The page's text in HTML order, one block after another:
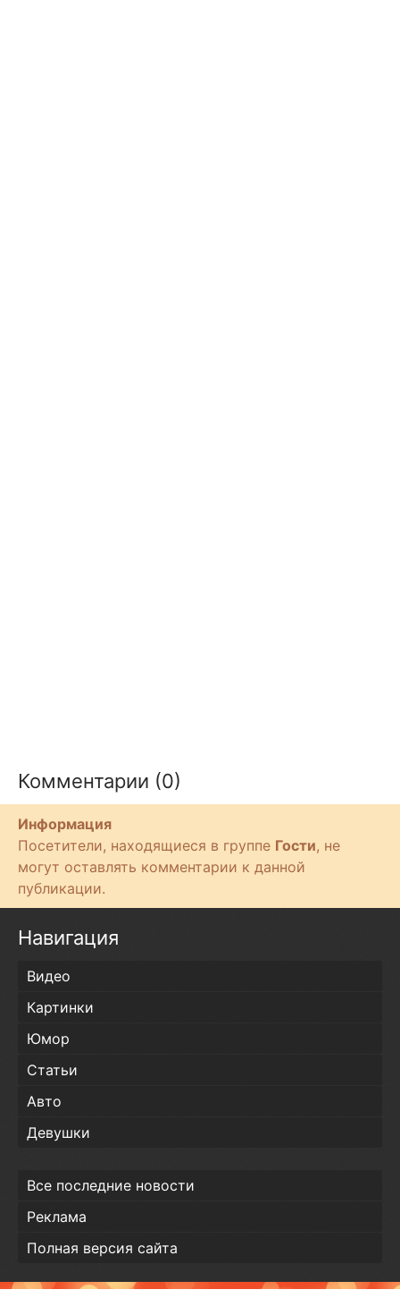
Комментарии (0)
Информация
Посетители, находящиеся в группе Гости, не
могут оставлять комментарии к данной
публикации.
Навигация
Видео
Картинки
Юмор
Статьи
Авто
Девушки
Все последние новости
Реклама
Полная версия сайта